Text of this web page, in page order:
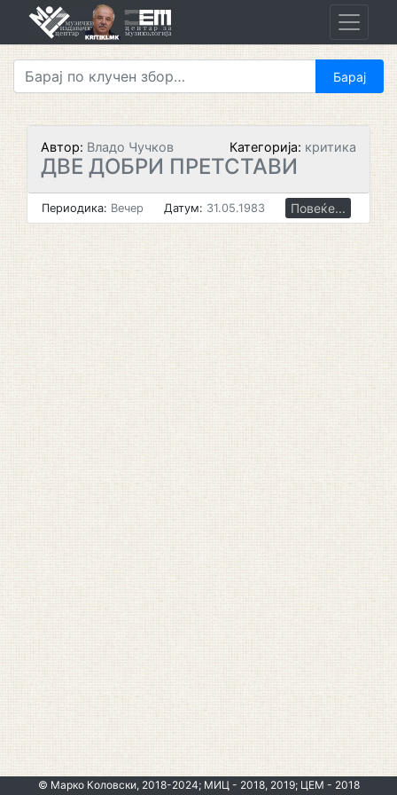
Автор: Владо Чучков Категорија: критика
ДВЕ ДОБРИ ПРЕТСТАВИ
Периодика: Вечер Датум: 31.05.1983 Повеќе...
© Марко Коловски, 2018-2024; МИЦ - 2018, 2019; ЦЕМ - 2018